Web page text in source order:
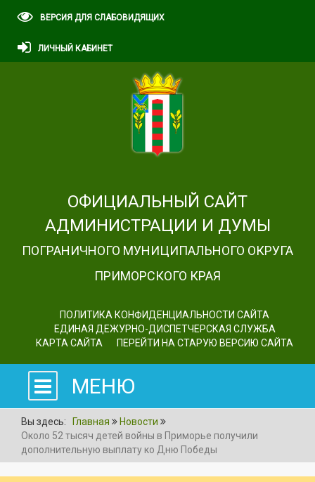
ВЕРСИЯ ДЛЯ СЛАБОВИДЯЩИХ
ЛИЧНЫЙ КАБИНЕТ
ОФИЦИАЛЬНЫЙ САЙТ
АДМИНИСТРАЦИИ И ДУМЫ
ПОГРАНИЧНОГО МУНИЦИПАЛЬНОГО ОКРУГА
ПРИМОРСКОГО КРАЯ
ПОЛИТИКА КОНФИДЕНЦИАЛЬНОСТИ САЙТА
ЕДИНАЯ ДЕЖУРНО-ДИСПЕТЧЕРСКАЯ СЛУЖБА
КАРТА САЙТА
ПЕРЕЙТИ НА СТАРУЮ ВЕРСИЮ САЙТА
МЕНЮ
Вы здесь: Главная
Новости
Около 52 тысяч детей войны в Приморье получили
дополнительную выплату ко Дню Победы